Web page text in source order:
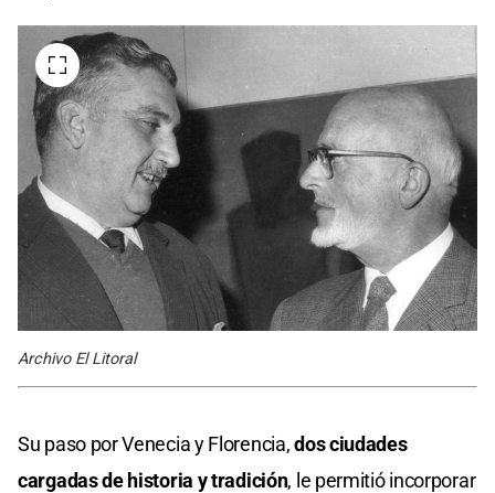
Archivo El Litoral
Su paso por Venecia y Florencia,dos ciudades
cargadas de historia y tradición, le permitió incorporar